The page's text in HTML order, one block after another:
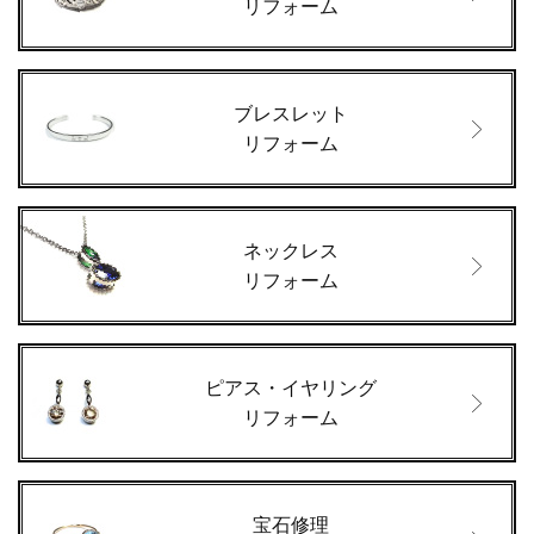
リフォーム
ブレスレット
リフォーム
ネックレス
リフォーム
ピアス・イヤリング
リフォーム
宝石修理